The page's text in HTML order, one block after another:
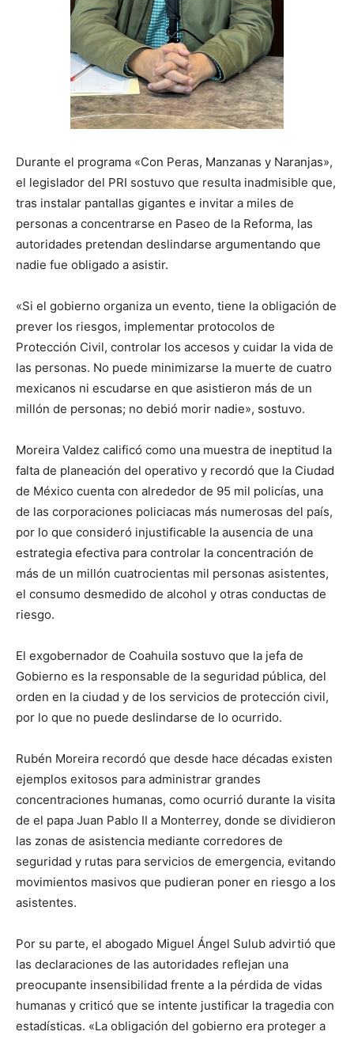
Durante el programa «Con Peras, Manzanas y Naranjas»,
el legislador del PRI sostuvo que resulta inadmisible que,
tras instalar pantallas gigantes e invitar a miles de
personas a concentrarse en Paseo de la Reforma, las
autoridades pretendan deslindarse argumentando que
nadie fue obligado a asistir.
«Si el gobierno organiza un evento, tiene la obligación de
prever los riesgos, implementar protocolos de
Protección Civil, controlar los accesos y cuidar la vida de
las personas. No puede minimizarse la muerte de cuatro
mexicanos ni escudarse en que asistieron más de un
millón de personas; no debió morir nadie», sostuvo.
Moreira Valdez calificó como una muestra de ineptitud la
falta de planeación del operativo y recordó que la Ciudad
de México cuenta con alrededor de 95 mil policías, una
de las corporaciones policiacas más numerosas del país,
por lo que consideró injustificable la ausencia de una
estrategia efectiva para controlar la concentración de
más de un millón cuatrocientas mil personas asistentes,
el consumo desmedido de alcohol y otras conductas de
riesgo.
El exgobernador de Coahuila sostuvo que la jefa de
Gobierno es la responsable de la seguridad pública, del
orden en la ciudad y de los servicios de protección civil,
por lo que no puede deslindarse de lo ocurrido.
Rubén Moreira recordó que desde hace décadas existen
ejemplos exitosos para administrar grandes
concentraciones humanas, como ocurrió durante la visita
de el papa Juan Pablo II a Monterrey, donde se dividieron
las zonas de asistencia mediante corredores de
seguridad y rutas para servicios de emergencia, evitando
movimientos masivos que pudieran poner en riesgo a los
asistentes.
Por su parte, el abogado Miguel Ángel Sulub advirtió que
las declaraciones de las autoridades reflejan una
preocupante insensibilidad frente a la pérdida de vidas
humanas y criticó que se intente justificar la tragedia con
estadísticas. «La obligación del gobierno era proteger a